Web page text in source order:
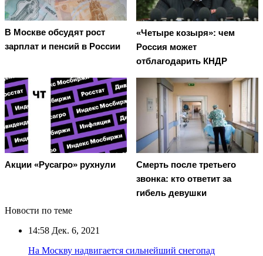
В Москве обсудят рост
зарплат и пенсий в России
«Четыре козыря»: чем
Россия может
отблагодарить КНДР
Акции «Русагро» рухнули
Смерть после третьего
звонка: кто ответит за
гибель девушки
Новости по теме
14:58 Дек. 6, 2021
На Москву надвигается сильнейший снегопад